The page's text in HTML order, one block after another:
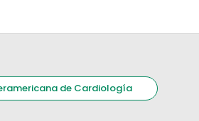
de Cardiología